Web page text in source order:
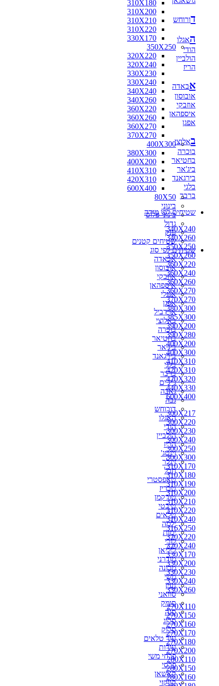
310X180
310X200
310X210
310X220
330X170
350X250
320X220
320X240
330X230
330X240
340X240
340X260
360X220
360X260
360X270
370X270
400X300
380X300
400X200
410X310
420X310
600X400
80X50
בינוני
בינוני פלוס
גדול
ענק
שטיחים קטנים
שטיחים לפי סוג
אבאדה
אובוסון
אוזבקי
איספהאן
אנגלי
אפגן
ארדביל
באלוצי
בוכרה
בחטיאר
ביג'אר
בירגאנד
בלגי
ברבר
ג'יג'ים
גאבה
גבה
דורוחש
האגלו
הודי
הולביין
הריז
וינטג'
זיגלר
חבל
טאפסטרי
טבריז
טורקמן
טיבטי
טלאים
ילמה
ימות
לורי
ליליאן
מודרני
מכונה
משי
נעין
סוזאני
סומק
סנה
סרוג
סרוק
עור טלאים
עורות
פרחי משי
פרסי
קאשאן
קווקזי
דורוחש
האגלו
הודי
הולביין
הריז
אבאדה
אובוסון
אוזבקי
איספהאן
אפגן
באלוצי
בוכרה
בחטיאר
ביג'אר
בירגאנד
בלגי
ברבר
שטיחים לפי מידה
340X240
340X260
350X250
350X260
360X220
360X240
360X260
360X270
370X270
380X300
385X300
390X200
390X280
400X200
400X300
410X310
420X310
420X320
440X330
600X400
300X217
300X220
300X230
300X240
300X250
300X300
310X170
310X180
310X190
310X200
310X210
310X220
310X240
316X250
320X220
320X240
330X170
330X200
330X230
330X240
330X260
270X110
270X150
270X160
270X170
270X180
270X200
280X110
280X150
280X160